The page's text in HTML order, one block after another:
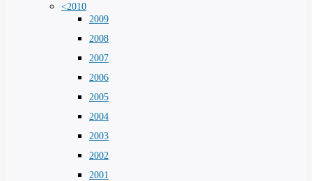
<2010
2009
2008
2007
2006
2005
2004
2003
2002
2001